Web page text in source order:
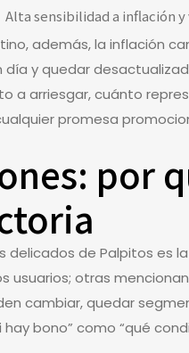
Alta sensibilidad a inflación
además, la inflación
y quedar
a arriesgar, cuánto
promesa
por
delicados de Palpitos es
usuarios; otras
cambiar, quedar
bono” como “qué